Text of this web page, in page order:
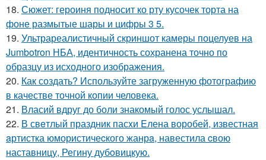
18. Сюжет: героиня подносит ко рту кусочек торта на
фоне размытые шары и цифры 3 5.
19. Ультрареалистичный скриншот камеры поцелуев на
Jumbotron НБА, идентичность сохранена точно по
образцу из исходного изображения.
20. Как создать? Используйте загруженную фотографию
в качестве точной копии человека.
21. Власий вдруг до боли знакомый голос услышал.
22. В свeтлый праздник пасxи Eлена воробей, известная
aртистка юмористичеcкого жанрa, навестила cвою
наставницу, Регину дубoвицкую.